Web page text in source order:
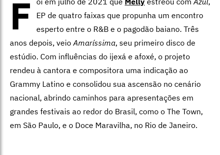
F
EP de quatro faixas que propunha um encontro
esperto entre o R&B e o pagodão baiano. Três
anos depois, veio Amaríssima, seu primeiro disco de
estúdio. Com influências do ijexá e afoxé, o projeto
rendeu à cantora e compositora uma indicação ao
Grammy Latino e consolidou sua ascensão no cenário
nacional, abrindo caminhos para apresentações em
grandes festivais ao redor do Brasil, como o The Town,
em São Paulo, e o Doce Maravilha, no Rio de Janeiro.